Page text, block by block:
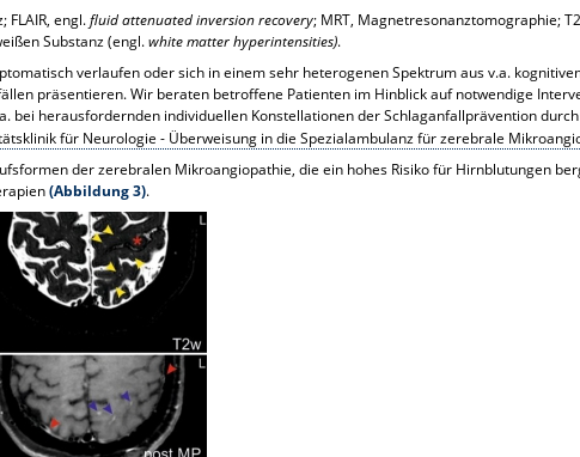
FLAIR, engl.fluid attenuated inversion recovery; MRT, Magnetresonanztomographie;
Substanz (engl.white matter hyperintensities).
verlaufen oder sich in einem sehr heterogenen Spektrum aus v.a.
präsentieren. Wir beraten betroffene Patienten im Hinblick auf notwendige
bei herausfordernden individuellen Konstellationen der Schlaganfallprävention
für Neurologie - Überweisung in die Spezialambulanz für zerebrale
der zerebralen Mikroangiopathie, die ein hohes Risiko für Hirnblutungen
(Abbildung 3).